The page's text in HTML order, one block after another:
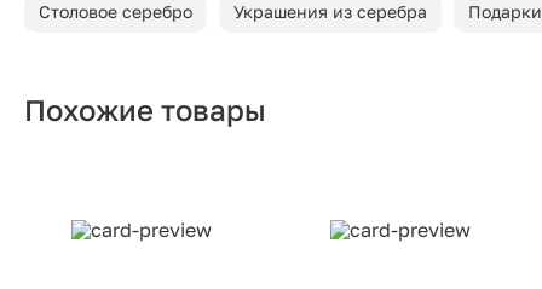
Столовое серебро Украшения из серебра
Похожие товары